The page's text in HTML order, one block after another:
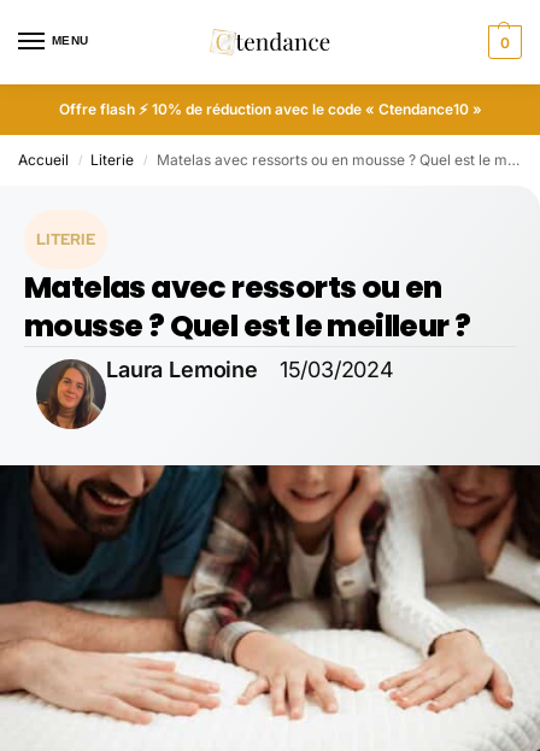
MENU 0
Offre flash ⚡ 10% de réduction avec le code « Ctendance10 »
Accueil / Literie / Matelas avec ressorts ou en mousse ? Quel est le meilleur ?
LITERIE
Matelas avec ressorts ou en
mousse ? Quel est le meilleur ?
Laura Lemoine 15/03/2024